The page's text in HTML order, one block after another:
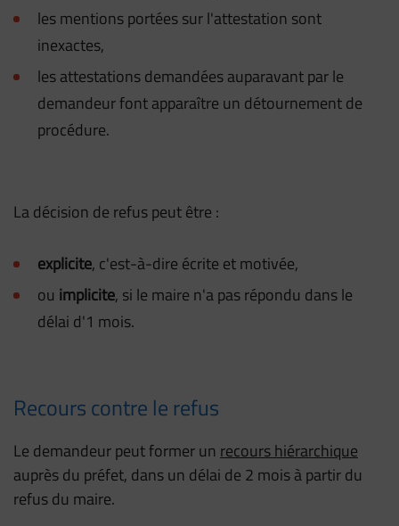
les mentions portées sur l'attestation sont
inexactes,
les attestations demandées auparavant par le
demandeur font apparaître un détournement de
procédure.
La décision de refus peut être :
explicite, c'est-à-dire écrite et motivée,
ou implicite, si le maire n'a pas répondu dans le
délai d'1 mois.
Recours contre le refus
Le demandeur peut former un recours hiérarchique
auprès du préfet, dans un délai de 2 mois à partir du
refus du maire.